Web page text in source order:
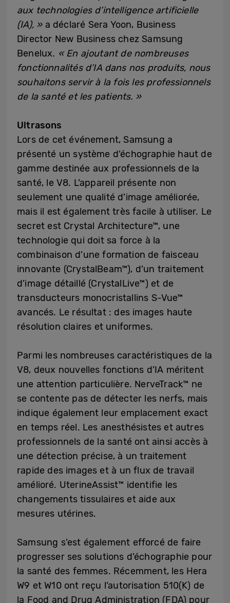
aux technologies d’intelligence artificielle
(IA), » a déclaré Sera Yoon, Business
Director New Business chez Samsung
Benelux. « En ajoutant de nombreuses
fonctionnalités d’IA dans nos produits, nous
souhaitons servir à la fois les professionnels
de la santé et les patients. »
Ultrasons
Lors de cet événement, Samsung a
présenté un système d’échographie haut de
gamme destinée aux professionnels de la
santé, le V8. L’appareil présente non
seulement une qualité d’image améliorée,
mais il est également très facile à utiliser. Le
secret est Crystal Architecture™, une
technologie qui doit sa force à la
combinaison d’une formation de faisceau
innovante (CrystalBeam™), d’un traitement
d’image détaillé (CrystalLive™) et de
transducteurs monocristallins S-Vue™
avancés. Le résultat : des images haute
résolution claires et uniformes.
Parmi les nombreuses caractéristiques de la
V8, deux nouvelles fonctions d’IA méritent
une attention particulière. NerveTrack™ ne
se contente pas de détecter les nerfs, mais
indique également leur emplacement exact
en temps réel. Les anesthésistes et autres
professionnels de la santé ont ainsi accès à
une détection précise, à un traitement
rapide des images et à un flux de travail
amélioré. UterineAssist™ identifie les
changements tissulaires et aide aux
mesures utérines.
Samsung s’est également efforcé de faire
progresser ses solutions d’échographie pour
la santé des femmes. Récemment, les Hera
W9 et W10 ont reçu l’autorisation 510(K) de
la Food and Drug Administration (FDA) pour